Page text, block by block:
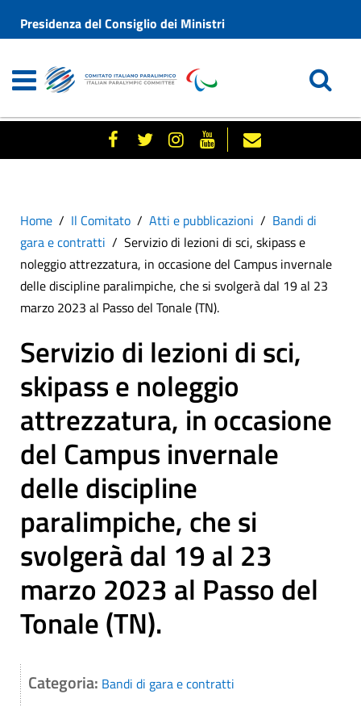
Presidenza del Consiglio dei Ministri
Home Il Comitato Atti e pubblicazioni
Bandi di
gara e contratti
Servizio di lezioni di sci, skipass e
noleggio attrezzatura, in occasione del Campus invernale
delle discipline paralimpiche, che si svolgerà dal 19 al 23
marzo 2023 al Passo del Tonale (TN).
Servizio di lezioni di sci,
skipass e noleggio
attrezzatura, in occasione
del Campus invernale
delle discipline
paralimpiche, che si
svolgerà dal 19 al 23
marzo 2023 al Passo del
Tonale (TN).
Categoria: Bandi di gara e contratti